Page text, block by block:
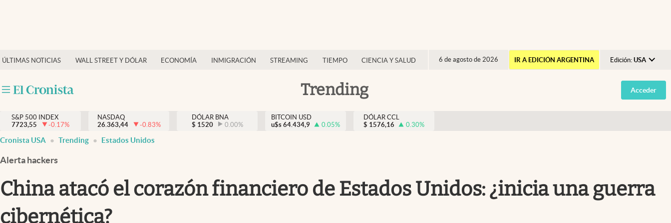
ÚLTIMAS NOTICIAS WALL STREET Y DÓLAR ECONOMÍA INMIGRACIÓN STREAMING TIEMPO CIENCIA Y SALUD 6 de agosto de 2026 IR A EDICIÓN ARGENTINA Edición: USA
Argentina
España
Trending
Finanzas y economía
Inmigración
Trending
Streaming
PC y mobile
Acceder
S&P 500 INDEX
7723,55
-0.17%
NASDAQ
26.363,44
-0.83%
DÓLAR BNA
$ 1520 0.00%
BITCOIN USD
u$s 64.434,9 0.05%
DÓLAR CCL
$ 1576,16 0.30%
Cronista USA Trending Estados Unidos
Alerta hackers
China atacó el corazón financiero de Estados Unidos: ¿inicia una guerra
cibernética?